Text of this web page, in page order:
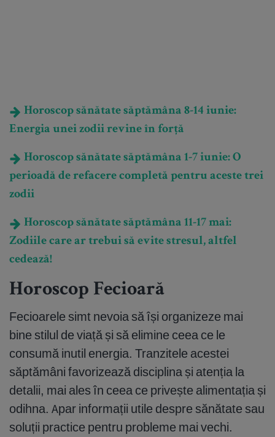
Horoscop sănătate săptămâna 8-14 iunie:
Energia unei zodii revine în forță
Horoscop sănătate săptămâna 1-7 iunie: O
perioadă de refacere completă pentru aceste trei
zodii
Horoscop sănătate săptămâna 11-17 mai:
Zodiile care ar trebui să evite stresul, altfel
cedează!
Horoscop Fecioară
Fecioarele simt nevoia să își organizeze mai
bine stilul de viață și să elimine ceea ce le
consumă inutil energia. Tranzitele acestei
săptămâni favorizează disciplina și atenția la
detalii, mai ales în ceea ce privește alimentația și
odihna. Apar informații utile despre sănătate sau
soluții practice pentru probleme mai vechi.